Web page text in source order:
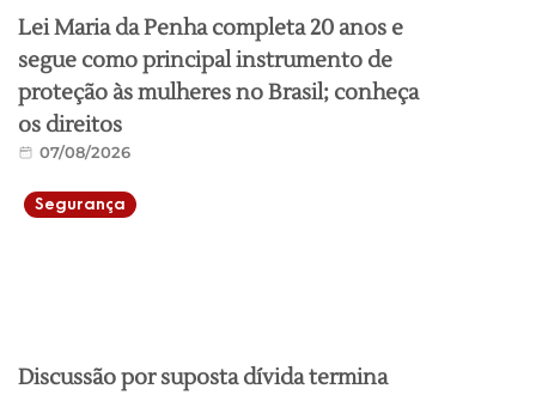
Lei Maria da Penha completa 20 anos e
segue como principal instrumento de
proteção às mulheres no Brasil; conheça
os direitos
07/08/2026
Segurança
Discussão por suposta dívida termina